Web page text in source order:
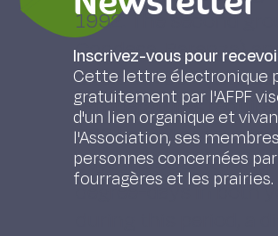
1992. The second
Condesa, Barenza)
of 6,6 in 1992
temperatures
500 kg DM
days in 1992. To
degree-days in both
during this period, a
Inscrivez-vous pour
Cette lettre électronique
gratuitement par l'AFPF
d'un lien organique et
l'Association, ses
personnes concernées
fourragères et les prairies.